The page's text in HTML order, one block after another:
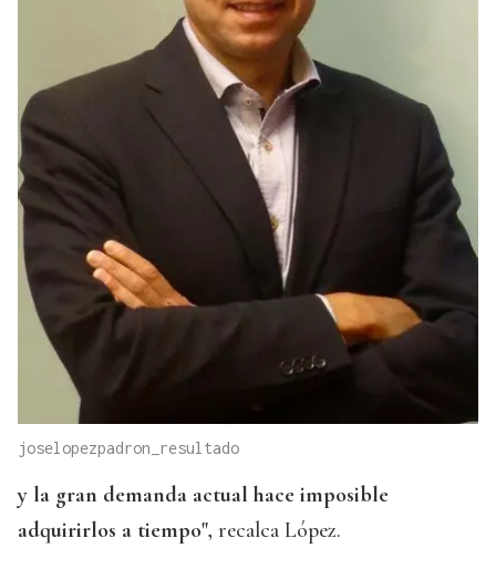
joselopezpadron_resultado
y la gran demanda actual hace imposible
adquirirlos a tiempo", recalca López.